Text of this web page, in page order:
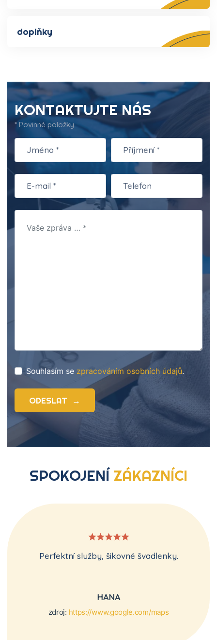
doplňky
KONTAKTUJTE NÁS
* Povinné položky
Souhlasím se zpracováním osobních údajů.
ODESLAT →
SPOKOJENÍ ZÁKAZNÍCI
Perfektní služby, šikovné švadlenky.
HANA
zdroj: https://www.google.com/maps